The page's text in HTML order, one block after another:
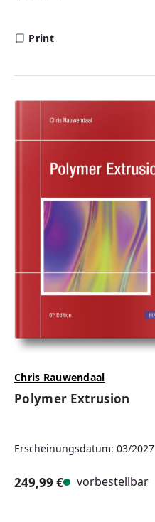
Print
Chris Rauwendaal
Polymer Extrusion
Erscheinungsdatum: 03/2027
249,99 € vorbestellbar